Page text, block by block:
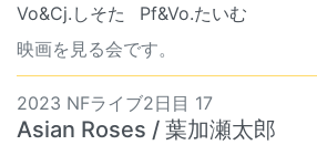
Vo&Cj.しそた
Pf&Vo.たいむ
映画を見る会です。
2023 NFライブ2日目 17
Asian Roses / 葉加瀬太郎